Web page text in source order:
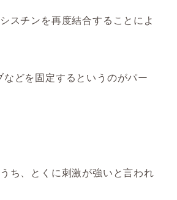
スチンを再度結合することによ
などを固定するというのがパー
ち、とくに刺激が強いと言われ